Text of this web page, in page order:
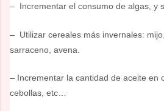
– Incrementar el consumo de algas, y
– Utilizar cereales más invernales:
sarraceno, avena.
– Incrementar la cantidad de aceite en
cebollas, etc…